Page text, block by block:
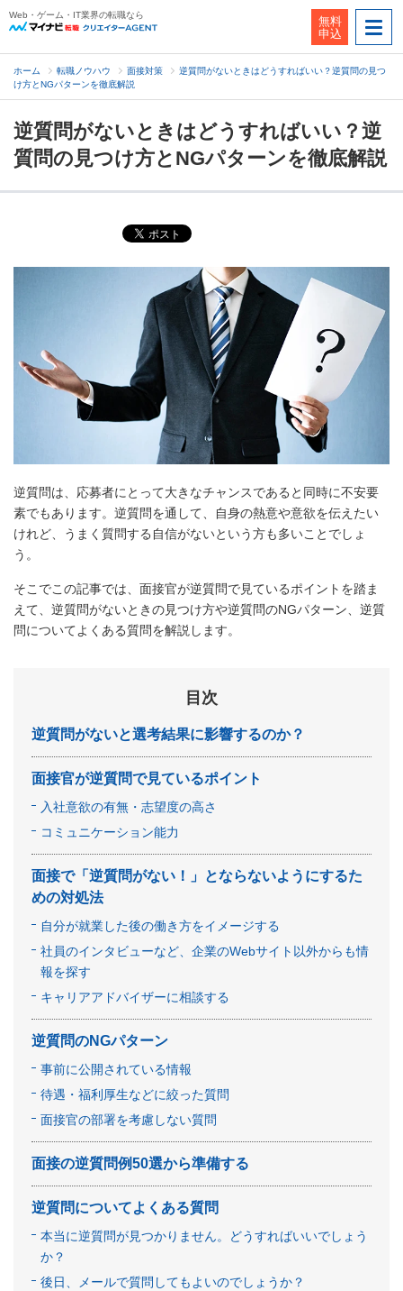
Web・ゲーム・IT業界の転職なら
無料
申込
ホーム 転職ノウハウ 面接対策
逆質問がないときはどうすればいい？逆質問の見つ
け方とNGパターンを徹底解説
逆質問がないときはどうすればいい？逆
質問の見つけ方とNGパターンを徹底解説
逆質問は、応募者にとって大きなチャンスであると同時に不安要
素でもあります。逆質問を通して、自身の熱意や意欲を伝えたい
けれど、うまく質問する自信がないという方も多いことでしょ
う。
そこでこの記事では、面接官が逆質問で見ているポイントを踏ま
えて、逆質問がないときの見つけ方や逆質問のNGパターン、逆質
問についてよくある質問を解説します。
目次
逆質問がないと選考結果に影響するのか？
面接官が逆質問で見ているポイント
入社意欲の有無・志望度の高さ
コミュニケーション能力
面接で「逆質問がない！」とならないようにするた
めの対処法
自分が就業した後の働き方をイメージする
社員のインタビューなど、企業のWebサイト以外からも情
報を探す
キャリアアドバイザーに相談する
逆質問のNGパターン
事前に公開されている情報
待遇・福利厚生などに絞った質問
面接官の部署を考慮しない質問
面接の逆質問例50選から準備する
逆質問についてよくある質問
本当に逆質問が見つかりません。どうすればいいでしょう
か？
後日、メールで質問してもよいのでしょうか？